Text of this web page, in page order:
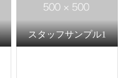
スタッフサンプル1